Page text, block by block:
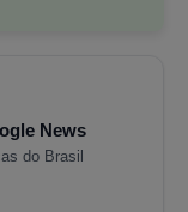
News
do Brasil